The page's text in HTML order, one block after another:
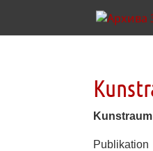
Publikation